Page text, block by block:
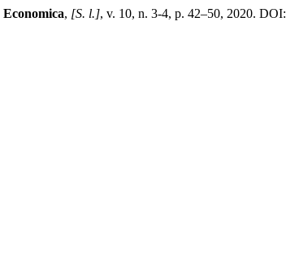
Economica, [S. l.], v. 10, n. 3-4, p. 42–50, 2020. DOI: